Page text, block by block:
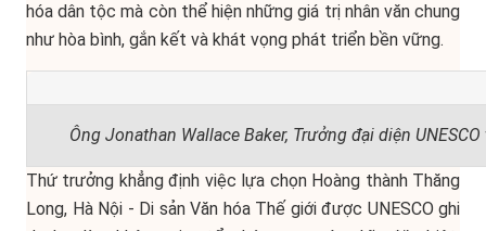
hóa dân tộc mà còn thể hiện những giá trị nhân văn chung
như hòa bình, gắn kết và khát vọng phát triển bền vững.
Ông Jonathan Wallace Baker, Trưởng đại diện
Thứ trưởng khẳng định việc lựa chọn Hoàng thành Thăng
Long, Hà Nội - Di sản Văn hóa Thế giới được UNESCO ghi